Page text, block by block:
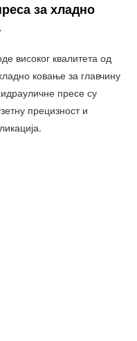
за хладно
високог квалитета од
ковање за главчину
пресе су
прецизност и